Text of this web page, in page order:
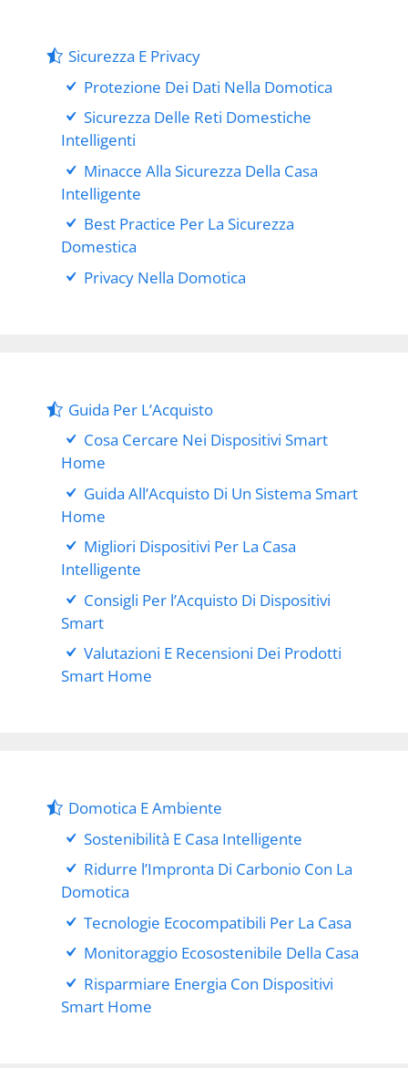
Sicurezza E Privacy
Protezione Dei Dati Nella Domotica
Sicurezza Delle Reti Domestiche
Intelligenti
Minacce Alla Sicurezza Della Casa
Intelligente
Best Practice Per La Sicurezza
Domestica
Privacy Nella Domotica
Guida Per L’Acquisto
Cosa Cercare Nei Dispositivi Smart
Home
Guida All’Acquisto Di Un Sistema Smart
Home
Migliori Dispositivi Per La Casa
Intelligente
Consigli Per l’Acquisto Di Dispositivi
Smart
Valutazioni E Recensioni Dei Prodotti
Smart Home
Domotica E Ambiente
Sostenibilità E Casa Intelligente
Ridurre l’Impronta Di Carbonio Con La
Domotica
Tecnologie Ecocompatibili Per La Casa
Monitoraggio Ecosostenibile Della Casa
Risparmiare Energia Con Dispositivi
Smart Home